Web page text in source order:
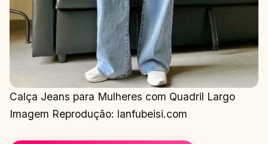
Calça Jeans para Mulheres com Quadril Largo
Imagem Reprodução: lanfubeisi.com